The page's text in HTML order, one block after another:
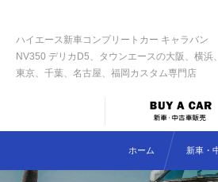
ハイエース新車コンプリートカー キャラバン
NV350 デリカD5、タウンエースの大阪、横浜、
東京、千葉、名古屋、福岡カスタム専門店
ホーム 新車・